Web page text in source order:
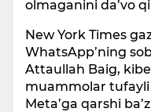
olmaganini da’vo
New York Times
WhatsApp’ning
Attaullah Baig,
muammolar
Meta’ga qarshi